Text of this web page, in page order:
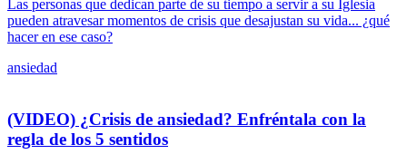
Las personas que dedican parte de su tiempo a servir a su Iglesia
pueden atravesar momentos de crisis que desajustan su vida... ¿qué
hacer en ese caso?
ansiedad
(VIDEO) ¿Crisis de ansiedad? Enfréntala con la
regla de los 5 sentidos